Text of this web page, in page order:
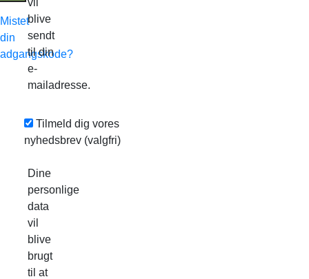
Mistet
din
adgangskode?
vil
blive
sendt
til din
e-
mailadresse.
Tilmeld dig vores
nyhedsbrev (valgfri)
Dine
personlige
data
vil
blive
brugt
til at